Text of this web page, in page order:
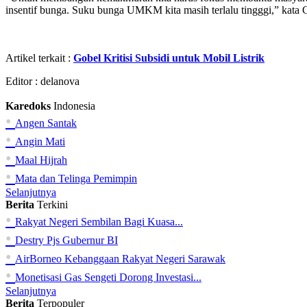
insentif bunga. Suku bunga UMKM kita masih terlalu tingggi,” kata
Artikel terkait : Gobel Kritisi Subsidi untuk Mobil Listrik
Editor : delanova
Karedoks Indonesia
• Angen Santak
• Angin Mati
• Maal Hijrah
• Mata dan Telinga Pemimpin
Selanjutnya
Berita Terkini
• Rakyat Negeri Sembilan Bagi Kuasa...
• Destry Pjs Gubernur BI
• AirBorneo Kebanggaan Rakyat Negeri Sarawak
• Monetisasi Gas Sengeti Dorong Investasi...
Selanjutnya
Berita Terpopuler